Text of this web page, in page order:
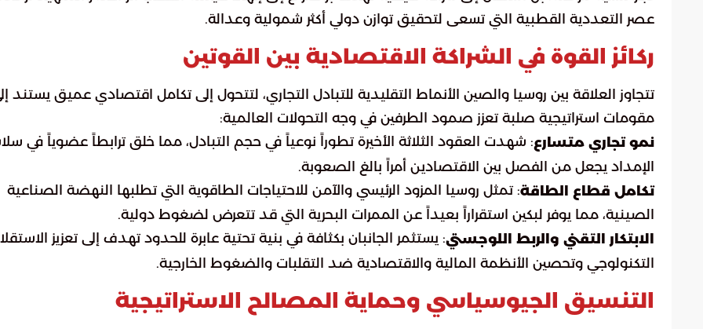
عصر التعددية القطبية التي تسعى لتحقيق توازن دولي أكثر شمولية وعدالة.
ركائز القوة في الشراكة الاقتصادية بين القوتين
تتجاوز العلاقة بين روسيا والصين الأنماط التقليدية للتبادل التجاري، لتتحول إلى تكامل اقتصادي عميق يستند
مقومات استراتيجية صلبة تعزز صمود الطرفين في وجه التحولات العالمية:
نمو تجاري متسارع: شهدت العقود الثلاثة الأخيرة تطوراً نوعياً في حجم التبادل، مما خلق ترابطاً عضوياً في
الإمداد يجعل من الفصل بين الاقتصادين أمراً بالغ الصعوبة.
تكامل قطاع الطاقة: تمثل روسيا المزود الرئيسي والآمن للاحتياجات الطاقوية التي تطلبها النهضة الصناعية
الصينية، مما يوفر لبكين استقراراً بعيداً عن الممرات البحرية التي قد تتعرض لضغوط دولية.
الابتكار التقني والربط اللوجستي: يستثمر الجانبان بكثافة في بنية تحتية عابرة للحدود تهدف إلى تعزيز
التكنولوجي وتحصين الأنظمة المالية والاقتصادية ضد التقلبات والضغوط الخارجية.
التنسيق الجيوسياسي وحماية المصالح الاستراتيجية